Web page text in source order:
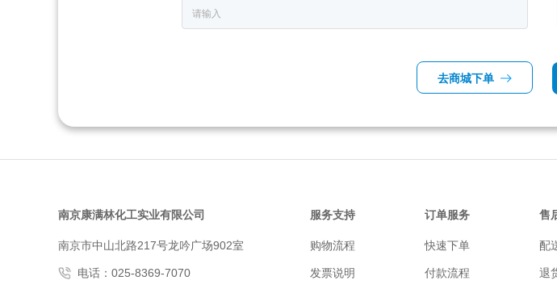
去商城下单
南京康满林化工实业有限公司
南京市中山北路217号龙吟广场902室
电话：025-8369-7070
服务支持
购物流程
发票说明
订单服务
快速下单
付款流程
售
配
退